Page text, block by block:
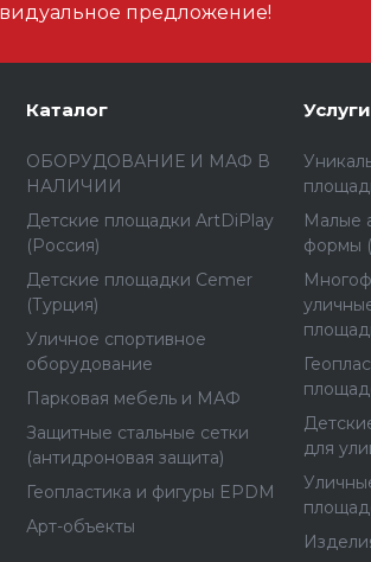
предложение!
Каталог
ОБОРУДОВАНИЕ И МАФ В
НАЛИЧИИ
Детские площадки ArtDiPlay
(Россия)
Детские площадки Cemer
(Турция)
Уличное спортивное
оборудование
Парковая мебель и МАФ
Защитные стальные сетки
(антидроновая защита)
Геопластика и фигуры EPDM
Арт-объекты
Услуги
Малые
формы
для